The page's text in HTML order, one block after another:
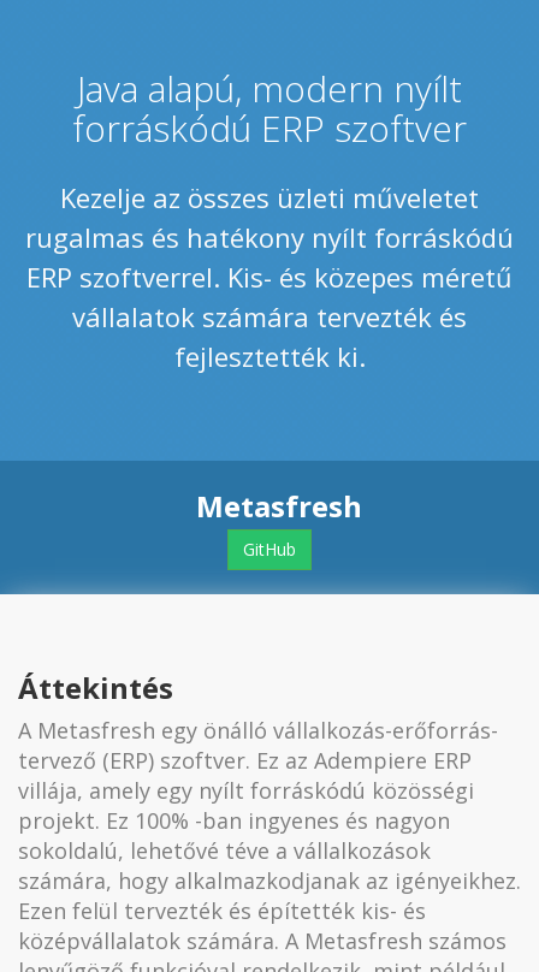
Java alapú, modern nyílt
forráskódú ERP szoftver
Kezelje az összes üzleti műveletet
rugalmas és hatékony nyílt forráskódú
ERP szoftverrel. Kis- és közepes méretű
vállalatok számára tervezték és
fejlesztették ki.
Metasfresh
GitHub
Áttekintés
A Metasfresh egy önálló vállalkozás-erőforrás-
tervező (ERP) szoftver. Ez az Adempiere ERP
villája, amely egy nyílt forráskódú közösségi
projekt. Ez 100% -ban ingyenes és nagyon
sokoldalú, lehetővé téve a vállalkozások
számára, hogy alkalmazkodjanak az igényeikhez.
Ezen felül tervezték és építették kis- és
középvállalatok számára. A Metasfresh számos